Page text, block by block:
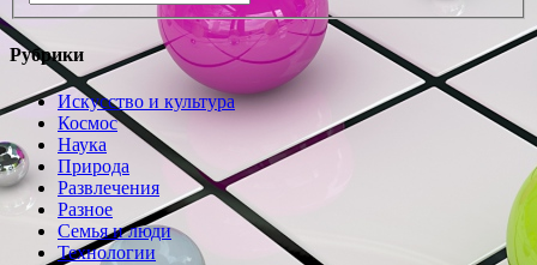
Рубрики
Искусство и культура
Космос
Наука
Природа
Развлечения
Разное
Семья и люди
Технологии